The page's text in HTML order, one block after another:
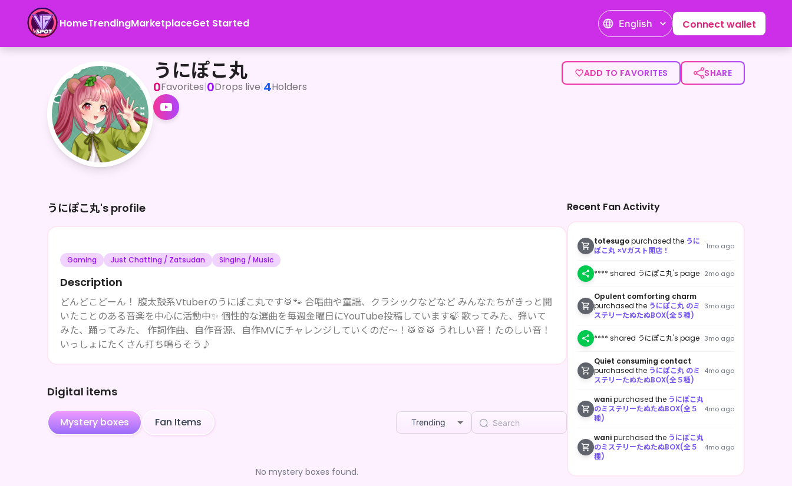
HomeTrendingMarketplaceGet Started English Connect wallet
うにぽこ丸
どんどこどーん！ 腹太鼓系Vtuberのうにぽこ丸です🥁🐾 合唱曲や童謡、クラシックなどなど みんなたちがきっと聞いたことのある音楽を中心に活動中✨ 個性的な選曲を毎週金曜日
うにぽこ丸
0Favorites|0Drops live|4Holders
ADD TO FAVORITES SHARE
うにぽこ丸's profile
Gaming Just Chatting / Zatsudan Singing / Music
Description
どんどこどーん！ 腹太鼓系Vtuberのうにぽこ丸です🥁🐾 合唱曲や童謡、クラシックなどなど みんなたちがきっと聞
いたことのある音楽を中心に活動中✨ 個性的な選曲を毎週金曜日にYouTube投稿しています🍃 歌ってみた、弾いて
みた、踊ってみた、 作詞作曲、自作音源、自作MVにチャレンジしていくのだ～！🥁🥁🥁 うれしい音！たのしい音！
いっしょにたくさん打ち鳴らそう♪
Digital items
Mystery boxes Fan Items Trending
No mystery boxes found.
Recent Fan Activity
totesugopurchased the うに
ぽこ丸 ×Vガスト開店！
1mo ago
**** shared うにぽこ丸's page 2mo ago
Opulent comforting charm
purchased the うにぽこ丸 のミ
ステリーたぬたぬBOX(全５種)
3mo ago
**** shared うにぽこ丸's page 3mo ago
Quiet consuming contact
purchased the うにぽこ丸 のミ
ステリーたぬたぬBOX(全５種)
4mo ago
wanipurchased the うにぽこ丸
のミステリーたぬたぬBOX(全５
種)
4mo ago
wanipurchased the うにぽこ丸
のミステリーたぬたぬBOX(全５
種)
4mo ago